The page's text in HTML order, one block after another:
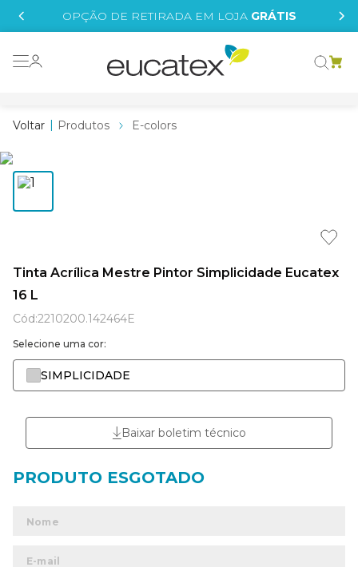
OPÇÃO DE RETIRADA EM LOJA GRÁTIS
Produtos E-colors
Tinta Acrílica Mestre Pintor Simplicidade Eucatex
16 L
Cód:2210200.142464E
Selecione uma cor:
SIMPLICIDADE
Baixar boletim técnico
tinta
tinta